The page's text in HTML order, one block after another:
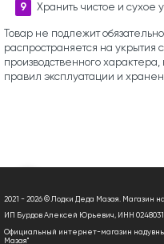
Хранить чистое и сухое
Товар не подлежит
распространяется на укрытия
производственного
правил эксплуатации и
2021 - 2026 © Лодки Деда Мазая. Магазин
ИП Бурдов Алексей Юрьевич, ИНН
Официальный интернет-магазин
Мазая"